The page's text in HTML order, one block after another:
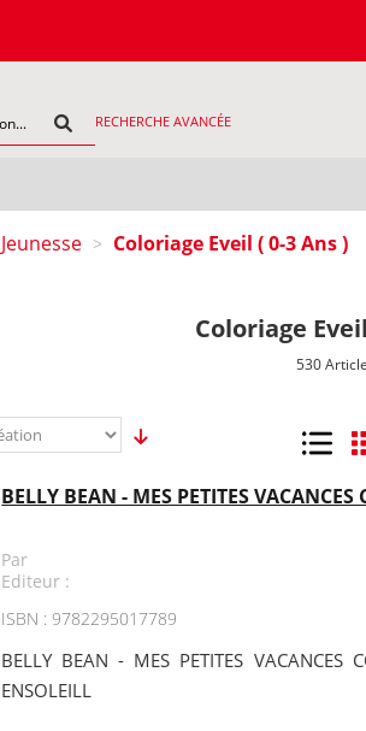
RECHERCHE AVANCÉE
Jeunesse > Coloriage Eveil ( 0-3 Ans )
Coloriage
530
Liste
BELLY BEAN - MES PETITES
Par
Editeur :
ISBN : 9782295017789
BELLY BEAN - MES PETITES VACANCES
ENSOLEILL